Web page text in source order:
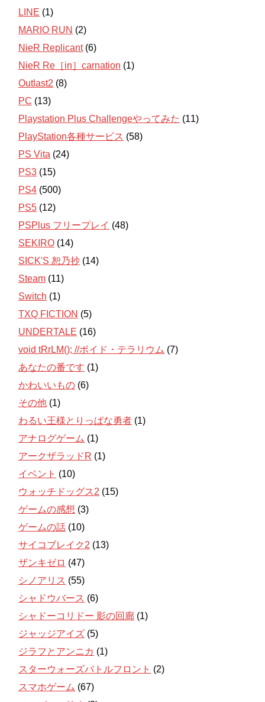
LINE (1)
MARIO RUN (2)
NieR Replicant(6)
NieR Re［in］carnation (1)
Outlast2 (8)
PC (13)
Playstation Plus Challengeやってみた (11)
PlayStation各種サービス (58)
PS Vita (24)
PS3 (15)
PS4 (500)
PS5 (12)
PSPlus フリープレイ (48)
SEKIRO (14)
SICK'S 恕乃抄 (14)
Steam (11)
Switch (1)
TXQ FICTION (5)
UNDERTALE (16)
void tRrLM(); //ボイド・テラリウム (7)
あなたの番です (1)
かわいいもの (6)
その他 (1)
わるい王様とりっぱな勇者 (1)
アナログゲーム (1)
アークザラッドR (1)
イベント (10)
ウォッチドッグス2 (15)
ゲームの感想 (3)
ゲームの話 (10)
サイコブレイク2 (13)
ザンキゼロ (47)
シノアリス (55)
シャドウバース (6)
シャドーコリドー 影の回廊 (1)
ジャッジアイズ (5)
ジラフとアンニカ (1)
スターウォーズバトルフロント (2)
スマホゲーム (67)